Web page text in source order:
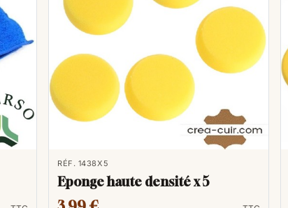
RÉF. 1438X5
Eponge haute densité x 5